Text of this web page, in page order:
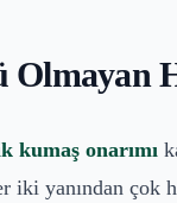
kumaş onarımı
yanından çok